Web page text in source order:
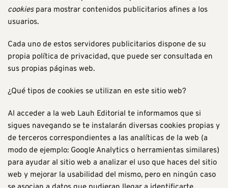
cookiespara mostrar contenidos publicitarios afines a los
usuarios.
Cada uno de estos servidores publicitarios dispone de su
propia política de privacidad, que puede ser consultada en
sus propias páginas web.
¿Qué tipos de cookies se utilizan en este sitio web?
Al acceder a la web Lauh Editorial te informamos que si
sigues navegando se te instalarán diversas cookies propias y
de terceros correspondientes a las analíticas de la web (a
modo de ejemplo: Google Analytics o herramientas similares)
para ayudar al sitio web a analizar el uso que haces del sitio
web y mejorar la usabilidad del mismo, pero en ningún caso